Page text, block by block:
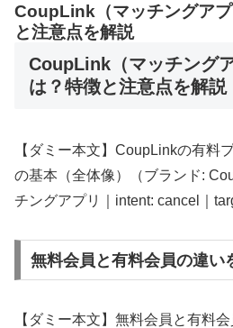
CoupLink（マッチングア
と注意点を解説
CoupLink（マッチング
は？特徴と注意点を解説
【ダミー本文】CoupLinkの有料
の基本（全体像）（ブランド:
チングアプリ｜intent: cancel｜
無料会員と有料会員の違い
【ダミー本文】無料会員と有料